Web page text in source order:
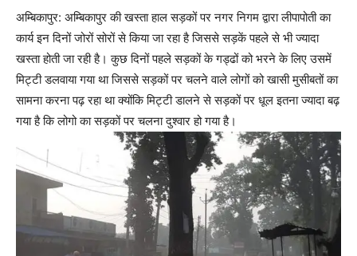
अम्बिकापुर: अम्बिकापुर की खस्ता हाल सड़कों पर नगर निगम द्वारा लीपापोती का
कार्य इन दिनों जोरों सोरों से किया जा रहा है जिससे सड़कें पहले से भी ज्यादा
खस्ता होती जा रही है। कुछ दिनों पहले सड़कों के गड्ढों को भरने के लिए उसमें
मिट्टी डलवाया गया था जिससे सड़कों पर चलने वाले लोगों को खासी मुसीबतों का
सामना करना पढ़ रहा था क्योंकि मिट्टी डालने से सड़कों पर धूल इतना ज्यादा बढ़
गया है कि लोगो का सड़कों पर चलना दुश्वार हो गया है।